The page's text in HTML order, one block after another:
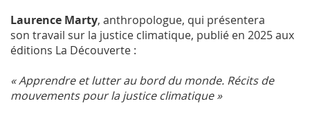
Laurence Marty, anthropologue, qui présentera
son travail sur la justice climatique, publié en 2025 aux
éditions La Découverte :
« Apprendre et lutter au bord du monde. Récits de
mouvements pour la justice climatique »